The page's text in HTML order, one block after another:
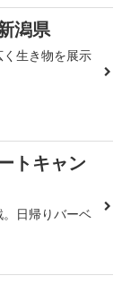
潟県
生き物を展示
トキャン
日帰りバーベ